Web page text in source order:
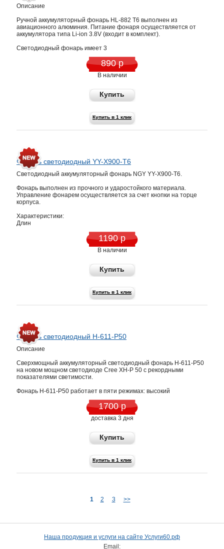
Описание
Ручной аккумуляторный фонарь HL-882 T6 выполнен из
авиационного алюминия. Питание фонаря осуществляется от
аккумулятора типа Li-ion 3.8V (входит в комплект).
Светодиодный фонарь имеет 3
890 р
В наличии
Купить
Купить в 1 клик
Фонарь светодиодный YY-X900-T6
Светодиодный аккумуляторный фонарь NGY YY-X900-T6.
Фонарь выполнен из прочного и ударостойкого материала.
Управление фонарем осуществляется за счет кнопки на торце
корпуса.
Характеристики:
Длин
1190 р
В наличии
Купить
Купить в 1 клик
Фонарь светодиодный H-611-P50
Описание
Сверхмощный аккумуляторный светодиодный фонарь H-611-P50
на новом мощном светодиоде Cree XH-P 50 с рекордными
показателями светимости.
Фонарь H-611-P50 работает в пяти режимах: высокий
1700 р
доставка 3 дня
Купить
Купить в 1 клик
1 2 3 >>
Наша продукция и услуги на сайте Услуги60.рф
Email: